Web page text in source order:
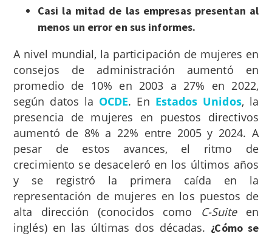
Casi la mitad de las empresas presentan al
menos un error en sus informes.
A nivel mundial, la participación de mujeres en
consejos de administración aumentó en
promedio de 10% en 2003 a 27% en 2022,
según datos la OCDE. En Estados Unidos, la
presencia de mujeres en puestos directivos
aumentó de 8% a 22% entre 2005 y 2024. A
pesar de estos avances, el ritmo de
crecimiento se desaceleró en los últimos años
y se registró la primera caída en la
representación de mujeres en los puestos de
alta dirección (conocidos como C-Suiteen
inglés) en las últimas dos décadas. ¿Cómo se